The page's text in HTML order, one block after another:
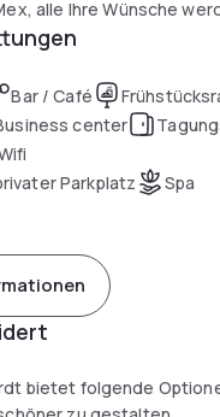
alle Ihre Wünsche
Bar / Café
center
Parkplatz
Spa
bietet folgende